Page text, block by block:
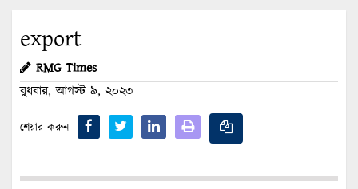
export
RMG Times
বুধবার, আগস্ট ৯, ২০২৩
শেয়ার করুন